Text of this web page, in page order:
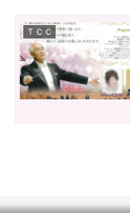
ＴＣＣ